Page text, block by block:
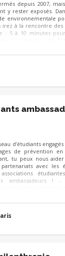
depuis 2007,
y rester exposés.
environnementale
irez à la rencontre des
: 5 à 10 minutes
d’étudiants
de prévention en
tu peux nous
avec les
ambassadeurs ! -
découverte auprès